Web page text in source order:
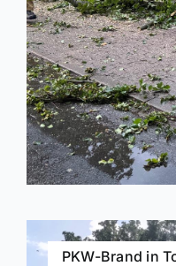
PKW-Brand in